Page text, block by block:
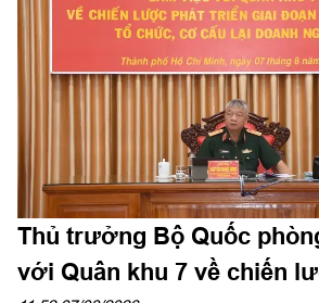
viên Ban Thường vụ Thành ủy, Tư lệnh
Minh chủ trì hội nghị.
Thủ trưởng Bộ Quốc
với Quân khu 7 về chiến